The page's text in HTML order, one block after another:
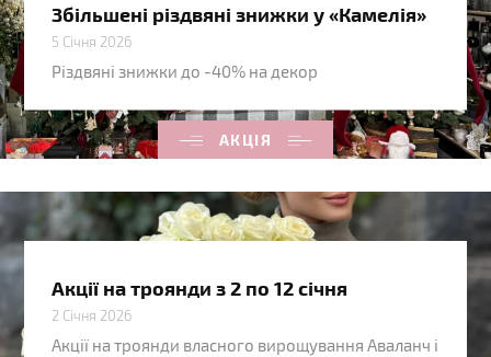
АКЦІЯ
Збільшені різдвяні знижки у «Камелія»
5 Січня 2026
Різдвяні знижки до -40% на декор
Акції на троянди з 2 по 12 січня
2 Січня 2026
Акції на троянди власного вирощування Аваланч і